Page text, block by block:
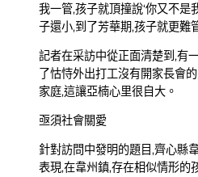
我一管,孩子就頂撞說‘你又不是
子還小,到了芳華期,孩子就更難
記者在采訪中從正面清楚到,有
了怙恃外出打工沒有開家長會
家庭,這讓亞楠心里很自大。
亟須社會關愛
針對訪問中發明的題目,齊心縣
表現,在韋州鎮,存在相似情形的